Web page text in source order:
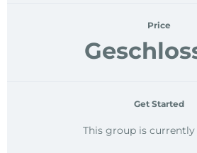
Price
Get Started
This group is currently